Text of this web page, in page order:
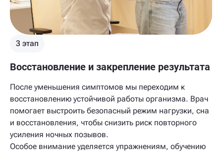
3 этап
Восстановление и закрепление результата
После уменьшения симптомов мы переходим к
восстановлению устойчивой работы организма. Врач
помогает выстроить безопасный режим нагрузки, сна
и восстановления, чтобы снизить риск повторного
усиления ночных позывов.
Особое внимание уделяется упражнениям, обучению